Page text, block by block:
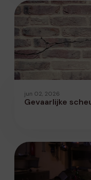
jun 02, 2026
Gevaarlijke